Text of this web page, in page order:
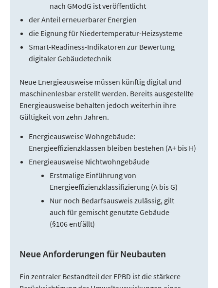
nach GModG ist veröffentlicht
der Anteil erneuerbarer Energien
die Eignung für Niedertemperatur-Heizsysteme
Smart-Readiness-Indikatoren zur Bewertung
digitaler Gebäudetechnik
Neue Energieausweise müssen künftig digital und
maschinenlesbar erstellt werden. Bereits ausgestellte
Energieausweise behalten jedoch weiterhin ihre
Gültigkeit von zehn Jahren.
Energieausweise Wohngebäude:
Energieeffizienzklassen bleiben bestehen (A+ bis H)
Energieausweise Nichtwohngebäude
Erstmalige Einführung von
Energieeffizienzklassifizierung (A bis G)
Nur noch Bedarfsausweis zulässig, gilt
auch für gemischt genutzte Gebäude
(§106 entfällt)
Neue Anforderungen für Neubauten
Ein zentraler Bestandteil der EPBD ist die stärkere